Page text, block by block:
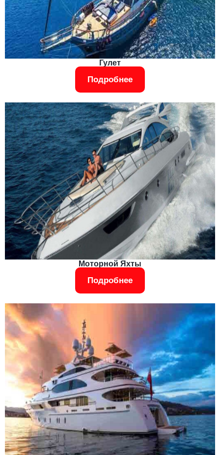
Гулет
Подробнее
Моторной Яхты
Подробнее